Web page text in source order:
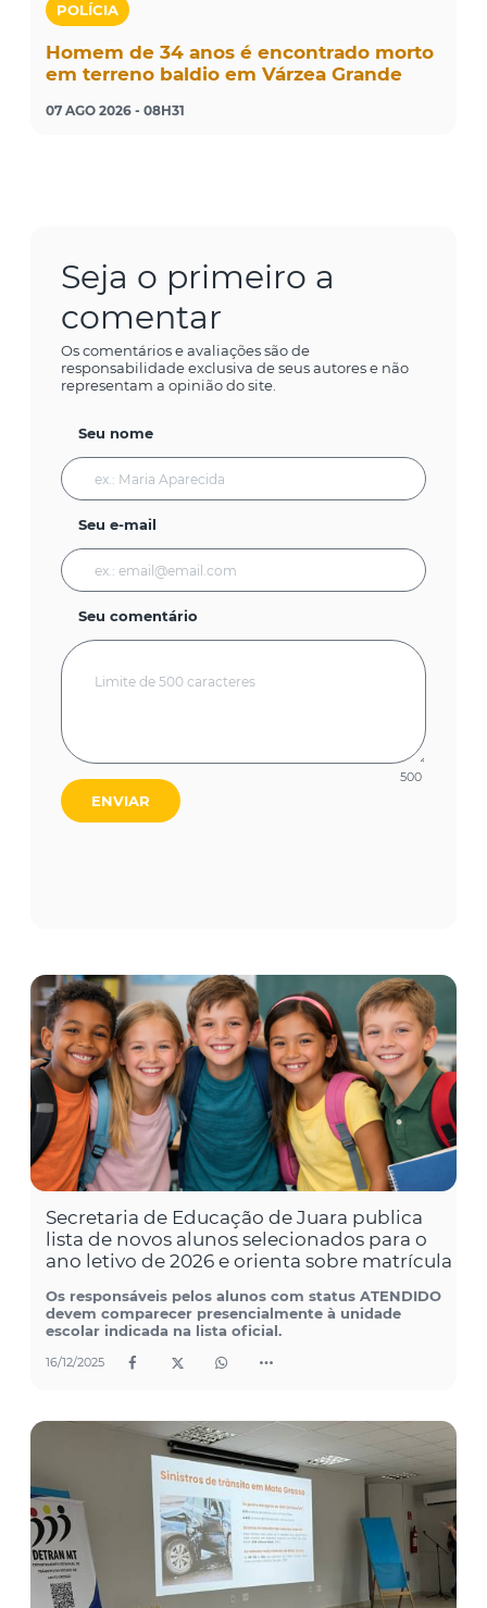
POLÍCIA
Homem de 34 anos é encontrado morto
em terreno baldio em Várzea Grande
07 AGO 2026 - 08H31
Seja o primeiro a
comentar
Os comentários e avaliações são de
responsabilidade exclusiva de seus autores e não
representam a opinião do site.
Seu nome
Seu e-mail
Seu comentário
500
ENVIAR
Secretaria de Educação de Juara publica
lista de novos alunos selecionados para o
ano letivo de 2026 e orienta sobre matrícula
Os responsáveis pelos alunos com status ATENDIDO
devem comparecer presencialmente à unidade
escolar indicada na lista oficial.
16/12/2025